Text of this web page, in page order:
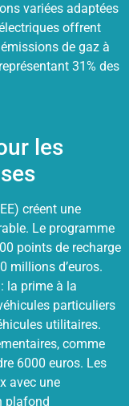
variées adaptées
offrent
de gaz à
31% des
les
créent une
Le programme
points de recharge
millions d’euros.
la prime à la
particuliers
utilitaires.
comme
6000 euros. Les
avec une
plafond